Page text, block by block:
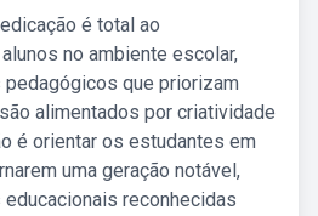
é total ao
no ambiente escolar,
que priorizam
alimentados por criatividade
é orientar os estudantes em
uma geração notável,
reconhecidas